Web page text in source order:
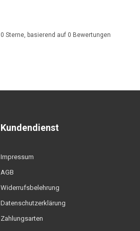
0 Sterne, basierend auf 0 Bewertungen
Kundendienst
Impressum
AGB
Widerrufsbelehrung
Datenschutzerklärung
Zahlungsarten